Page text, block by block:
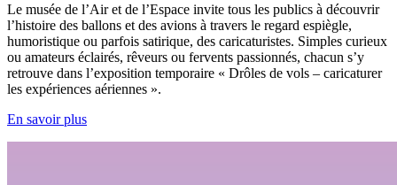
Le musée de l’Air et de l’Espace invite tous les publics à découvrir
l’histoire des ballons et des avions à travers le regard espiègle,
humoristique ou parfois satirique, des caricaturistes. Simples curieux
ou amateurs éclairés, rêveurs ou fervents passionnés, chacun s’y
retrouve dans l’exposition temporaire « Drôles de vols – caricaturer
les expériences aériennes ».
En savoir plus